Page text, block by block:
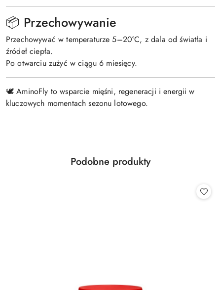
📦 Przechowywanie
Przechowywać w temperaturze 5–20°C, z dala od światła i
źródeł ciepła.
Po otwarciu zużyć w ciągu 6 miesięcy.
🕊️ AminoFly to wsparcie mięśni, regeneracji i energii w
kluczowych momentach sezonu lotowego.
Pomiń karuzelę produktów
Produkty
Podobne produkty